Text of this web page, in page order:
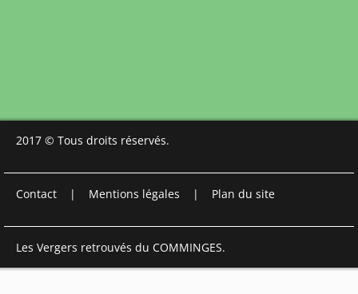
2017 © Tous droits réservés.
Contact | Mentions légales | Plan du site
Les Vergers retrouvés du COMMINGES.